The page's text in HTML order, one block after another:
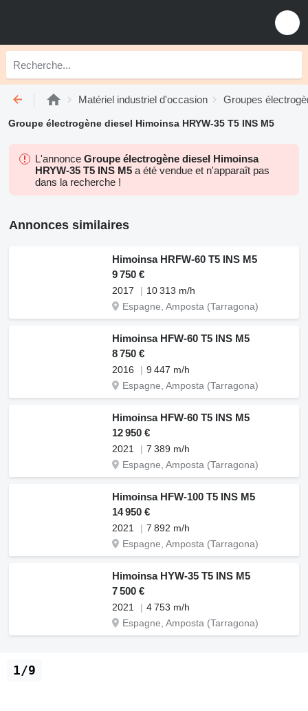
Matériel industriel d'occasion Groupes
Groupe électrogène diesel Himoinsa HRYW-35 T5 INS M5
L'annonce Groupe électrogène diesel Himoinsa
HRYW-35 T5 INS M5 a été vendue et n'apparaît pas
dans la recherche !
Annonces similaires
Himoinsa HRFW-60 T5 INS M5
9 750 €
2017
10 313 m/h
Espagne, Amposta (Tarragona)
Himoinsa HFW-60 T5 INS M5
8 750 €
2016
9 447 m/h
Espagne, Amposta (Tarragona)
Himoinsa HFW-60 T5 INS M5
12 950 €
2021
7 389 m/h
Espagne, Amposta (Tarragona)
Himoinsa HFW-100 T5 INS M5
14 950 €
2021
7 892 m/h
Espagne, Amposta (Tarragona)
Himoinsa HYW-35 T5 INS M5
7 500 €
2021
4 753 m/h
Espagne, Amposta (Tarragona)
1/9